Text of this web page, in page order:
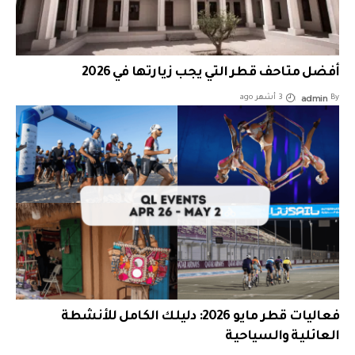
أفضل متاحف قطر التي يجب زيارتها في 2026
By
admin 3 أشهر ago
فعاليات قطر مايو 2026: دليلك الكامل للأنشطة
العائلية والسياحية